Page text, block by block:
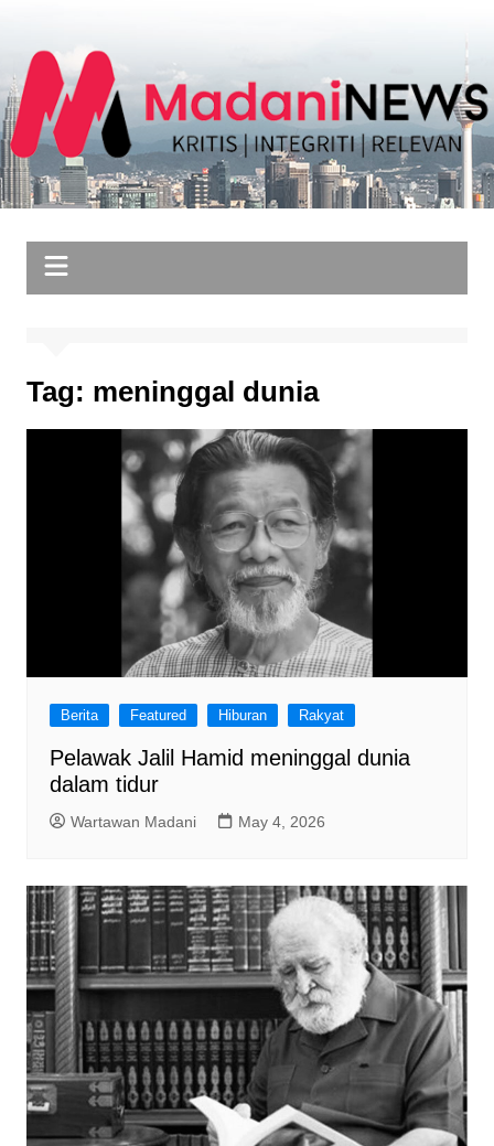
content
Tag: meninggal dunia
Berita Featured Hiburan Rakyat
Pelawak Jalil Hamid meninggal dunia
dalam tidur
Wartawan Madani May 4, 2026